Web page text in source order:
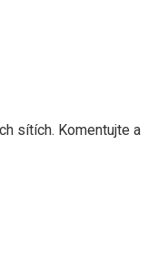
sítích. Komentujte a